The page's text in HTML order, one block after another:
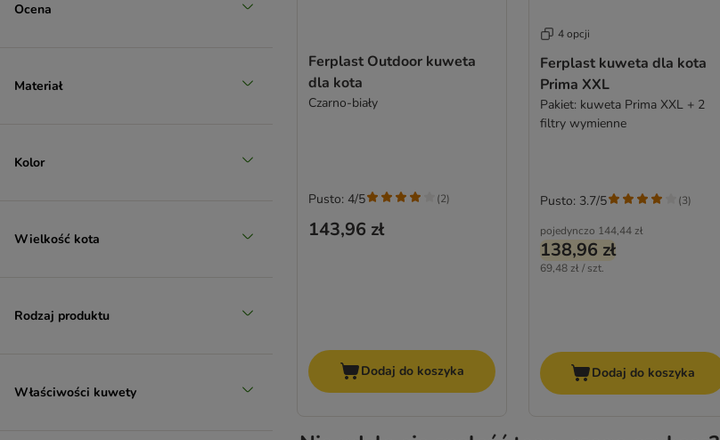
Ocena
Materiał
Kolor
Wielkość kota
Rodzaj produktu
Właściwości kuwety
Ferplast Outdoor kuweta
dla kota
Czarno-biały
143,96 zł
Pusto: 4/5 (2)
Dodaj do koszyka
4 opcji
Ferplast kuweta dla kota
Prima XXL
Pakiet: kuweta Prima XXL + 2
filtry wymienne
pojedynczo 144,44 zł
138,96 zł
69,48 zł / szt.
Pusto: 3.7/5 (3)
Dodaj do koszyka